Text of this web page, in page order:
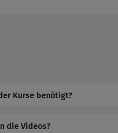
Kurse benötigt?
die Videos?